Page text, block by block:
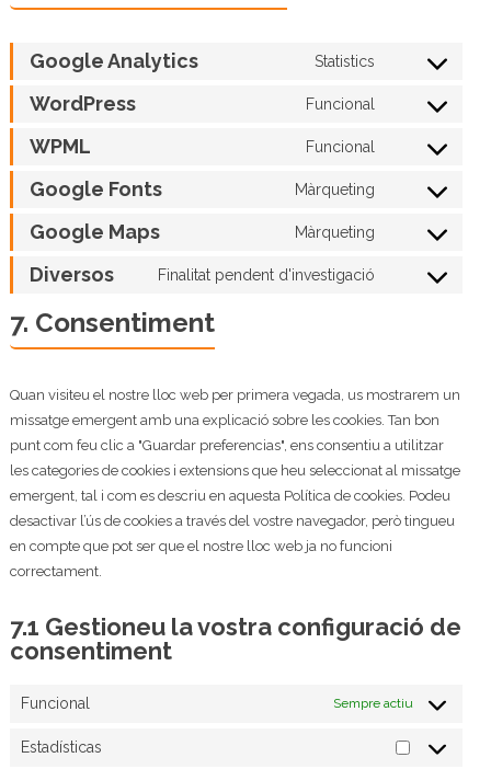
Google Analytics Statistics
Consent
google-
WordPress Funcional
Consent
wordpress
WPML Funcional
Consent
wpml
Google Fonts Màrqueting
Consent
google-
Google Maps Màrqueting
Consent
Diversos Finalitat pendent d'investigació
Consent
7. Consentiment
Quan visiteu el nostre lloc web per primera vegada, us mostrarem un
missatge emergent amb una explicació sobre les cookies. Tan bon
punt com feu clic a "Guardar preferencias", ens consentiu a utilitzar
les categories de cookies i extensions que heu seleccionat al missatge
emergent, tal i com es descriu en aquesta Política de cookies. Podeu
desactivar l’ús de cookies a través del vostre navegador, però tingueu
en compte que pot ser que el nostre lloc web ja no funcioni
correctament.
7.1 Gestioneu la vostra configuració de
consentiment
Funcional Sempre actiu
Estadísticas